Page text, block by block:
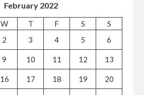
February 2022
W T F S
S
2 3 4 5 6
9 10 11 12 13
16 17 18 19 20